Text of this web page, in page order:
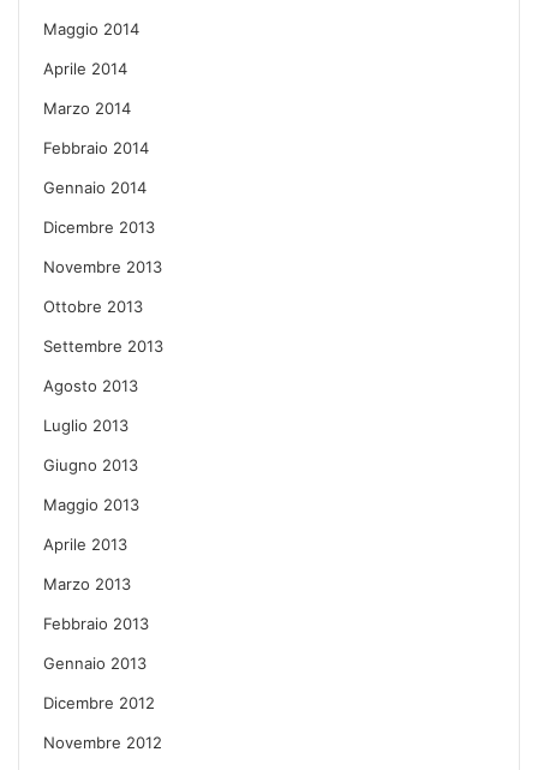
Maggio 2014
Aprile 2014
Marzo 2014
Febbraio 2014
Gennaio 2014
Dicembre 2013
Novembre 2013
Ottobre 2013
Settembre 2013
Agosto 2013
Luglio 2013
Giugno 2013
Maggio 2013
Aprile 2013
Marzo 2013
Febbraio 2013
Gennaio 2013
Dicembre 2012
Novembre 2012